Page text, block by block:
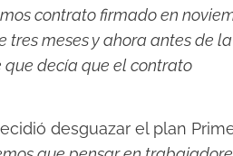
contrato firmado en
tres meses y ahora antes de la
decía que el contrato
desguazar el plan